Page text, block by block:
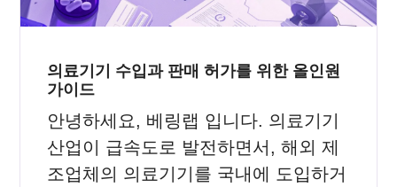
의료기기 수입과 판매 허가를 위한 올인원
가이드
안녕하세요, 베링랩 입니다. 의료기기
산업이 급속도로 발전하면서, 해외 제
조업체의 의료기기를 국내에 도입하거